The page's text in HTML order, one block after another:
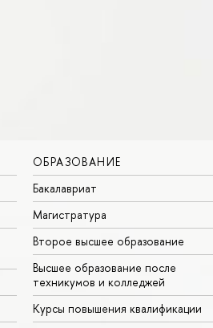
ОБРАЗОВАНИЕ
Бакалавриат
Магистратура
Второе высшее образование
Высшее образование после
техникумов и колледжей
Курсы повышения квалификации